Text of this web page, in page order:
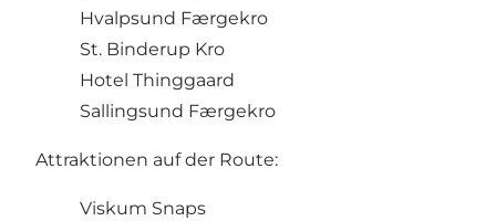
Hvalpsund Færgekro
St. Binderup Kro
Hotel Thinggaard
Sallingsund Færgekro
Attraktionen auf der Route:
Viskum Snaps